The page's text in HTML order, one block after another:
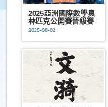
2025亞洲國際數學奧
林匹克公開賽晉級賽
2025-08-02